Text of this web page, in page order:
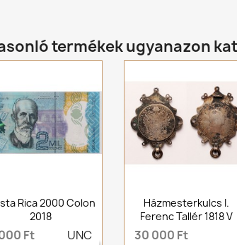
termékek ugyanazon
Rica 2000 Colon
2018
Ft UNC
Házmesterkulcs I.
Ferenc Tallér 1818 V
30 000 Ft